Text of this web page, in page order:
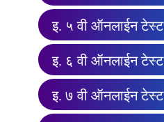
इ. ५ वी ऑनलाईन टेस्ट
इ. ६ वी ऑनलाईन टेस्ट
इ. ७ वी ऑनलाईन टेस्ट